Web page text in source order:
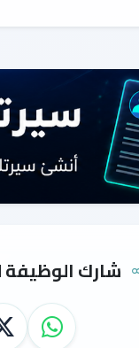
شارك الوظيفة